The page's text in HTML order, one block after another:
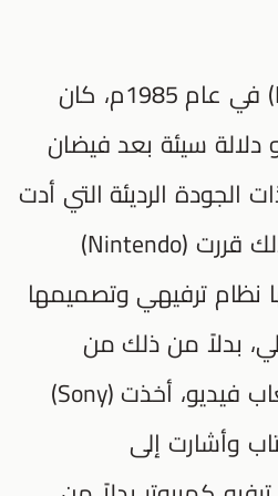
عندما تمّ إصدار (NES) في عام 1985م، كان
دلالة سيئة بعد فيضان
الجودة الرديئة التي أدت
إلى انهيار الصناعة، لذلك قررت (Nintendo)
نظام ترفيهي وتصميمها
بدلاً من ذلك من
الترويج لها كنظام ألعاب فيديو، أخذت (Sony)
وأشارت إلى